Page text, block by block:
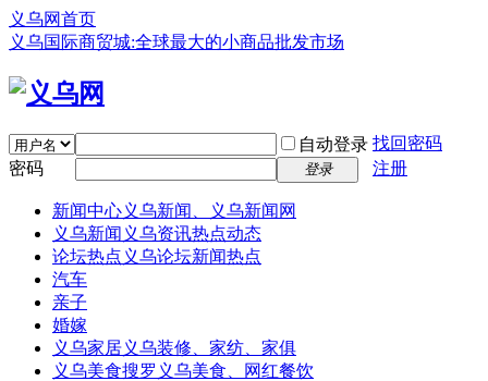
义乌网首页
义乌国际商贸城:全球最大的小商品批发市场
自动登录 找回密码
密码
登录 注册
新闻中心义乌新闻、义乌新闻网
义乌新闻 义乌资讯热点动态
论坛热点 义乌论坛新闻热点
汽车
亲子
婚嫁
义乌家居义乌装修、家纺、家俱
义乌美食搜罗义乌美食、网红餐饮